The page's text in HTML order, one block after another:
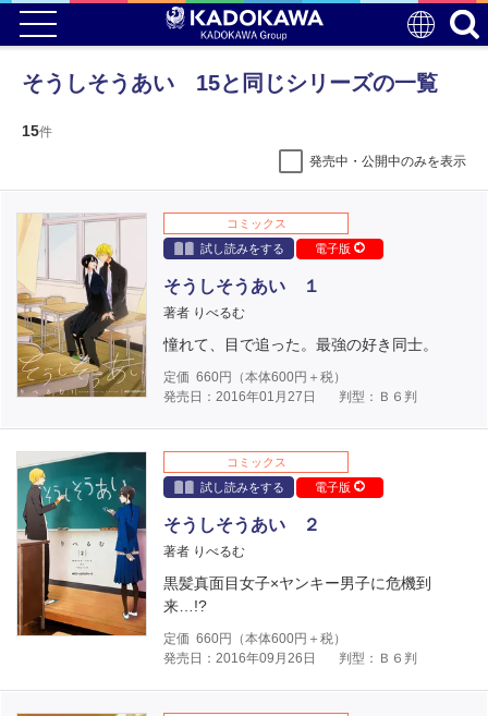
そうしそうあい 15と同じシリーズの一覧
15件
発売中・公開中のみを表示
コミックス
試し読みをする
電子版
そうしそうあい １
著者 りべるむ
憧れて、目で追った。最強の好き同士。
定価 660円（本体600円＋税）
発売日：2016年01月27日
判型：Ｂ６判
コミックス
試し読みをする
電子版
そうしそうあい ２
著者 りべるむ
黒髪真面目女子×ヤンキー男子に危機到
来…!?
定価 660円（本体600円＋税）
発売日：2016年09月26日
判型：Ｂ６判